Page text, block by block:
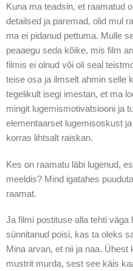
Kuna ma teadsin, et raamatud
detailsed ja paremad, olid mul
ma ei pidanud pettuma. Mulle
peaaegu seda kõike, mis film
filmis ei olnud või oli seal
teise osa ja ilmselt ahmin selle
tegelikult isegi imestan, et ma
mingit lugemismotivatsiooni ja
elementaarset lugemisoskust
korras lihtsalt raiskan.
Kes on raamatu läbi lugenud,
meeldis? Mind igatahes
raamat.
Ja filmi postituse alla tehti
sünnitanud poisi, kas ta oleks
Mina arvan, et nii ja naa.
mustrit murda, sest see käis